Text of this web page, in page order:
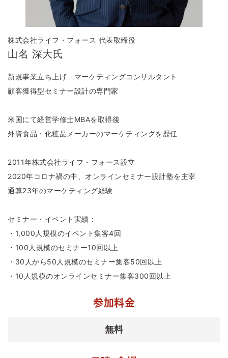
株式会社ライフ・フォース 代表取締役
山名 深大氏
新規事業立ち上げ マーケティングコンサルタント
顧客獲得型セミナー設計の専門家
米国にて経営学修士MBAを取得後
外資食品・化粧品メーカーのマーケティングを歴任
2011年株式会社ライフ・フォース設立
2020年コロナ禍の中、オンラインセミナー設計塾を主宰
通算23年のマーケティング経験
セミナー・イベント実績：
・1,000人規模のイベント集客4回
・100人規模のセミナー10回以上
・30人から50人規模のセミナー集客50回以上
・10人規模のオンラインセミナー集客300回以上
参加料金
無料